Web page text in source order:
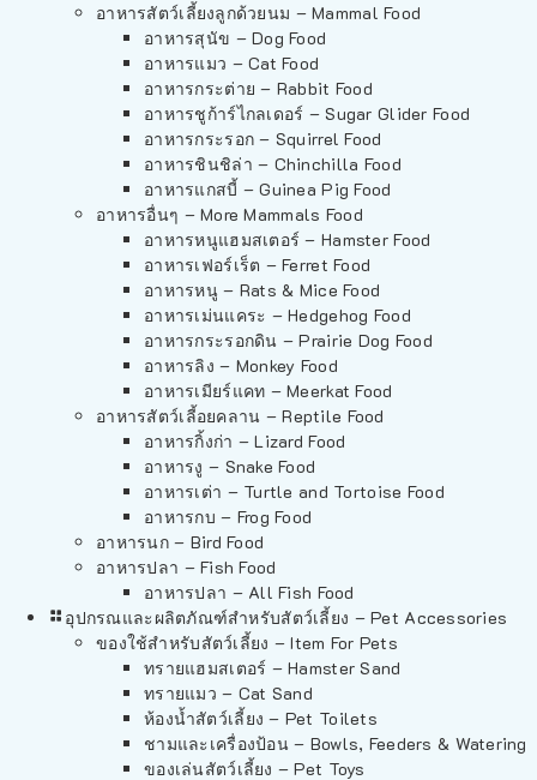
อาหารสัตว์เลี้ยงลูกด้วยนม – Mammal Food
อาหารสุนัข – Dog Food
อาหารแมว – Cat Food
อาหารกระต่าย – Rabbit Food
อาหารชูก้าร์ไกลเดอร์ – Sugar Glider Food
อาหารกระรอก – Squirrel Food
อาหารชินชิล่า – Chinchilla Food
อาหารแกสบี้ – Guinea Pig Food
อาหารอื่นๆ – More Mammals Food
อาหารหนูแฮมสเตอร์ – Hamster Food
อาหารเฟอร์เร็ต – Ferret Food
อาหารหนู – Rats & Mice Food
อาหารเม่นแคระ – Hedgehog Food
อาหารกระรอกดิน – Prairie Dog Food
อาหารลิง – Monkey Food
อาหารเมียร์แคท – Meerkat Food
อาหารสัตว์เลี้อยคลาน – Reptile Food
อาหารกิ้งก่า – Lizard Food
อาหารงู – Snake Food
อาหารเต่า – Turtle and Tortoise Food
อาหารกบ – Frog Food
อาหารนก – Bird Food
อาหารปลา – Fish Food
อาหารปลา – All Fish Food
อุปกรณและผลิตภัณฑ์สำหรับสัตว์เลี้ยง – Pet Accessories
ของใช้สำหรับสัตว์เลี้ยง – Item For Pets
ทรายแฮมสเตอร์ – Hamster Sand
ทรายแมว – Cat Sand
ห้องน้ำสัตว์เลี้ยง – Pet Toilets
ชามและเครื่องป้อน – Bowls, Feeders & Watering
ของเล่นสัตว์เลี้ยง – Pet Toys